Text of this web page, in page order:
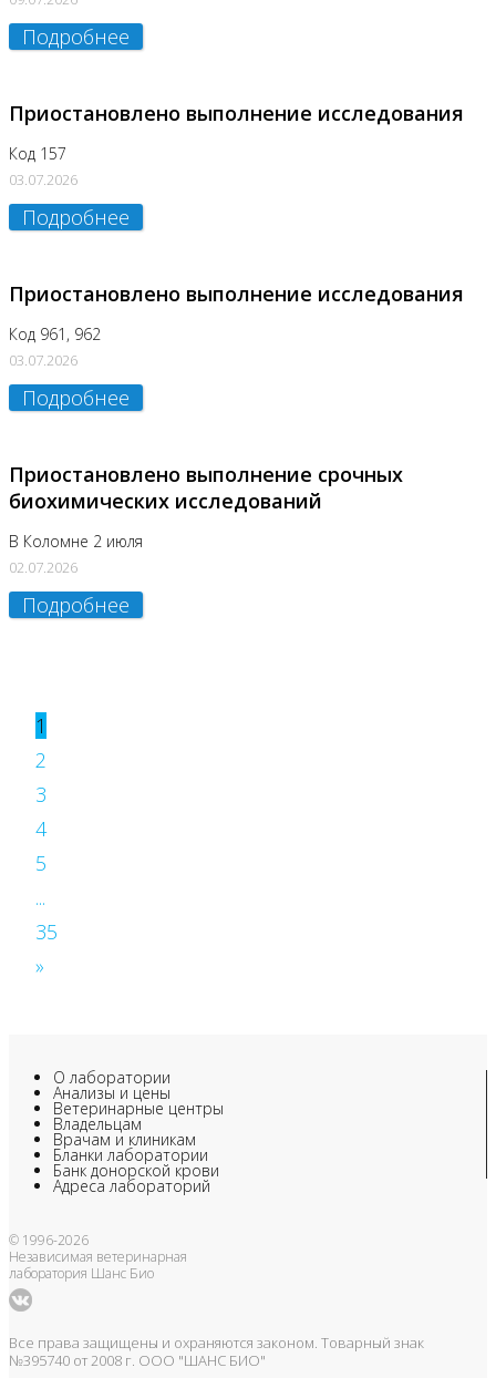
Подробнее
Приостановлено выполнение исследования
Код 157
03.07.2026
Подробнее
Приостановлено выполнение исследования
Код 961, 962
03.07.2026
Подробнее
Приостановлено выполнение срочных
биохимических исследований
В Коломне 2 июля
02.07.2026
Подробнее
1
2
3
4
5
...
35
»
О лаборатории
Анализы и цены
Ветеринарные центры
Владельцам
Врачам и клиникам
Бланки лаборатории
Банк донорской крови
Адреса лабораторий
© 1996-2026
Независимая ветеринарная
лаборатория Шанс Био
Все права защищены и охраняются законом. Товарный знак
№395740 от 2008 г. ООО "ШАНС БИО"